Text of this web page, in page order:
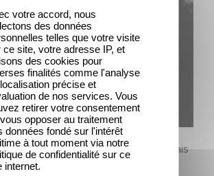
de contenu dans cette section mais
revenez bientôt
votre accord, nous
des données
telles que votre visite
ce site, votre adresse IP, et
des cookies pour
finalités comme l'analyse
précise et
de nos services. Vous
retirer votre consentement
opposer au traitement
données fondé sur l'intérêt
à tout moment via notre
de confidentialité sur ce
internet.